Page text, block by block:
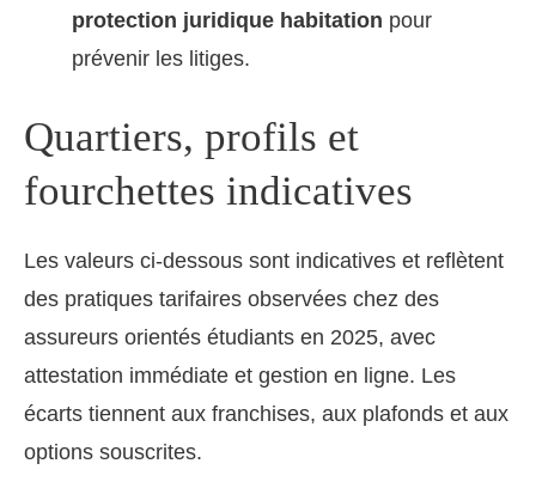
protection juridique habitation pour
prévenir les litiges.
Quartiers, profils et
fourchettes indicatives
Les valeurs ci-dessous sont indicatives et reflètent
des pratiques tarifaires observées chez des
assureurs orientés étudiants en 2025, avec
attestation immédiate et gestion en ligne. Les
écarts tiennent aux franchises, aux plafonds et aux
options souscrites.